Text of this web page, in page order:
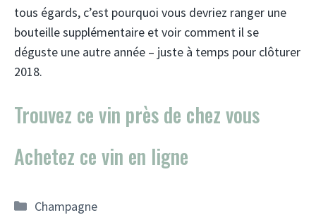
tous égards, c’est pourquoi vous devriez ranger une
bouteille supplémentaire et voir comment il se
déguste une autre année – juste à temps pour clôturer
2018.
Trouvez ce vin près de chez vous
Achetez ce vin en ligne
Catégories
Champagne